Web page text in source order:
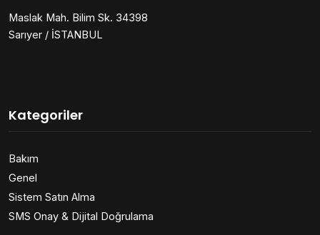
Maslak Mah. Bilim Sk. 34398
Sarıyer / İSTANBUL
Kategoriler
Bakım
Genel
Sistem Satın Alma
SMS Onay & Dijital Doğrulama